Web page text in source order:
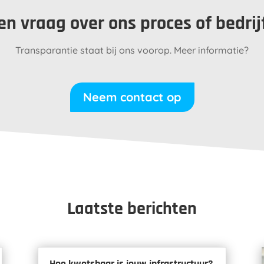
vraag over ons proces of
Transparantie staat bij ons voorop. Meer informatie?
Neem contact op
Laatste berichten